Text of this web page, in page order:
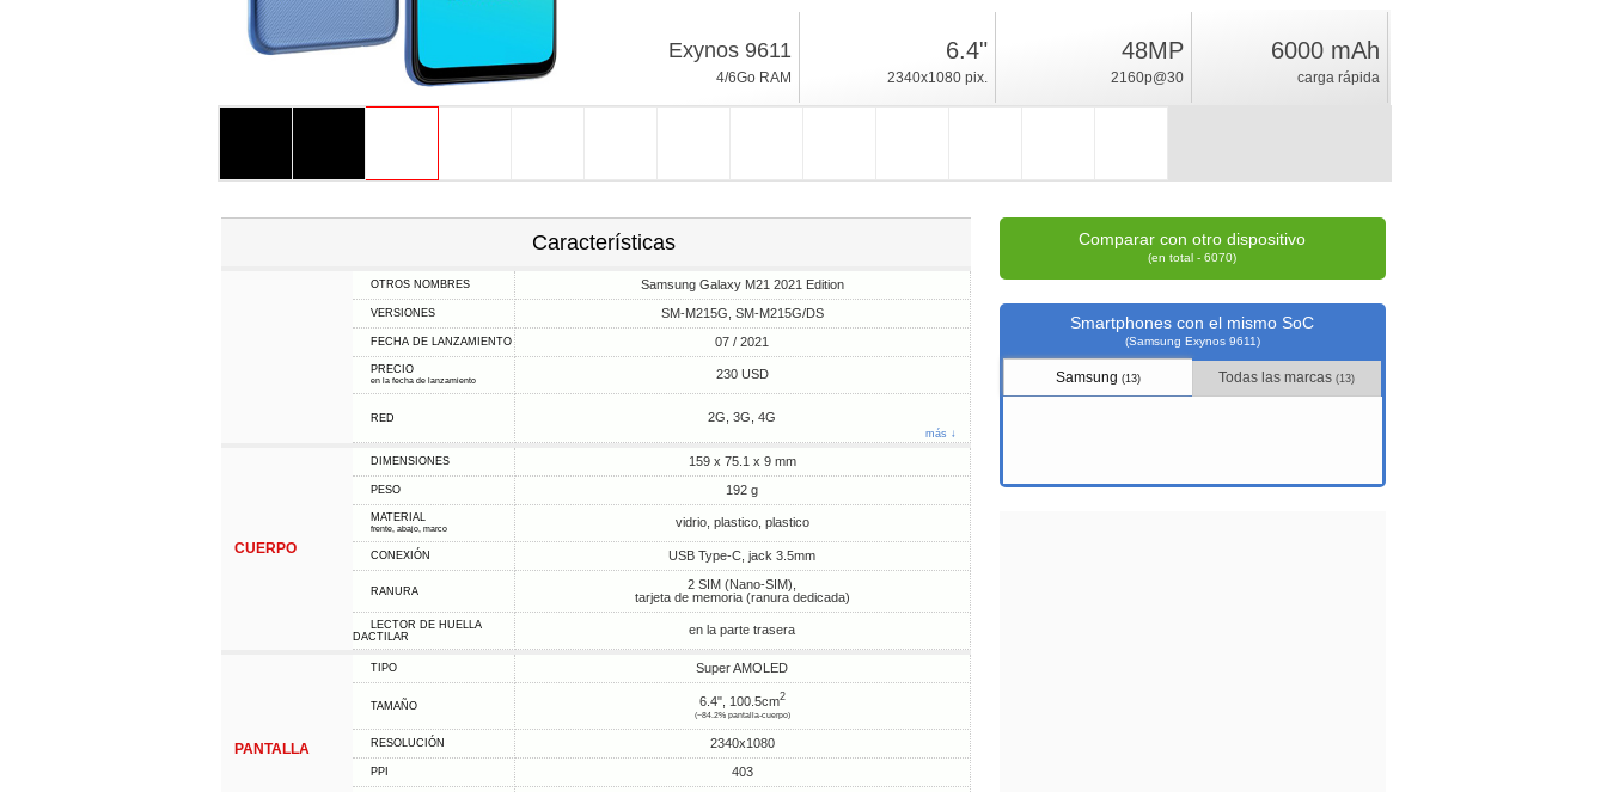
Exynos 9611
4/6Go RAM
6.4"
2340x1080 pix.
48MP
2160p@30
6000 mAh
carga rápida
Características
OTROS NOMBRES Samsung Galaxy M21 2021 Edition
VERSIONES SM-M215G, SM-M215G/DS
FECHA DE LANZAMIENTO 07 / 2021
PRECIO
en la fecha de lanzamiento 230 USD
RED 2G, 3G, 4G
más ↓
CUERPO
DIMENSIONES 159 x 75.1 x 9 mm
PESO 192 g
MATERIAL
frente, abajo, marco vidrio, plastico, plastico
CONEXIÓN USB Type-C, jack 3.5mm
RANURA
2 SIM (Nano-SIM),
tarjeta de memoria (ranura dedicada)
LECTOR DE HUELLA
DACTILAR
en la parte trasera
PANTALLA
TIPO Super AMOLED
TAMAÑO 6.4", 100.5cm2
(~84.2% pantalla-cuerpo)
RESOLUCIÓN 2340x1080
PPI 403
Comparar con otro dispositivo
(en total - 6070)
Smartphones con el mismo SoC
(Samsung Exynos 9611)
Samsung (13) Todas las marcas(13)